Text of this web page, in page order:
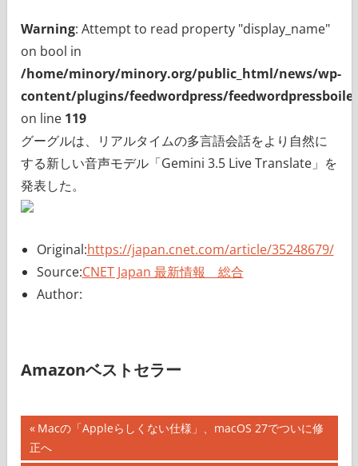
Warning: Attempt to read property "display_name"
on bool in
/home/minory/minory.org/public_html/news/wp-
content/plugins/feedwordpress/
on line 119
グーグルは、リアルタイムの多言語会話をより自然に
する新しい音声モデル「Gemini 3.5 Live Translate」を
発表した。
Original:https://japan.cnet.com/article/35248679/
Source:CNET Japan 最新情報 総合
Author:
Amazonベストセラー
投前
の
Macの「Appleらしくない仕様」、macOS 27でついに修
正へ